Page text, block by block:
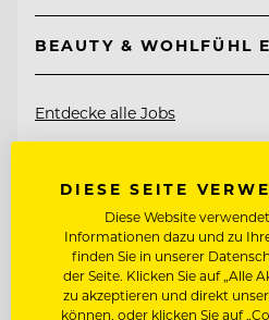
BEAUTY & WOHLFÜHL
Entdecke alle Jobs
DIESE SEITE
Diese Website
Informationen dazu und zu
finden Sie in unserer
der Seite. Klicken Sie auf „Alle
zu akzeptieren und direkt
können, oder klicken Sie auf